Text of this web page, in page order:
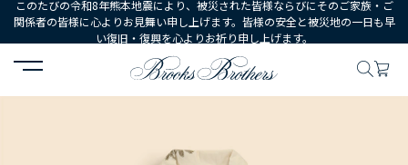
このたびの令和8年熊本地震により、被災された皆様ならびにそのご家族・ご
関係者の皆様に心よりお見舞い申し上げます。皆様の安全と被災地の一日も早
い復旧・復興を心よりお祈り申し上げます。
HOME ウェア シャツ カジュアルシャツ コットン／